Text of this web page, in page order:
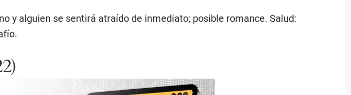
y alguien se sentirá atraído de inmediato; posible romance. Salud: